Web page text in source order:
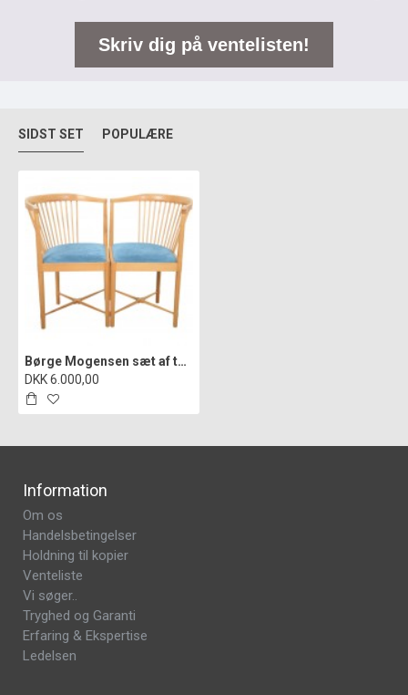
Skriv dig på ventelisten!
SIDST SET POPULÆRE
Børge Mogensen sæt af to Ruder Konge stole 1970'erne
DKK 6.000,00
Information
Om os
Handelsbetingelser
Holdning til kopier
Venteliste
Vi søger..
Tryghed og Garanti
Erfaring & Ekspertise
Ledelsen